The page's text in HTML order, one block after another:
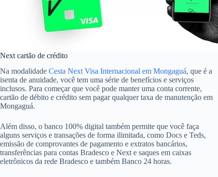
Next cartão de crédito
Na modalidade Cesta Next Visa Internacional em Mongaguá, que é a
isenta de anuidade, você tem uma série de benefícios e serviços
inclusos. Para começar que você pode manter uma conta corrente,
cartão de débito e crédito sem pagar qualquer taxa de manutenção em
Mongaguá.
Além disso, o banco 100% digital também permite que você faça
alguns serviços e transações de forma ilimitada, como Docs e Teds,
emissão de comprovantes de pagamento e extratos bancários,
transferências para contas Bradesco e Next e saques em caixas
eletrônicos da rede Bradesco e também Banco 24 horas.